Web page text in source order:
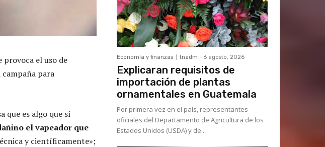
provoca el uso de
para
que es algo que sí
el vapeador que
y científicamente»;
Economía y finanzas tnadm - 6 agosto, 2026
Explicaran requisitos de
importación de plantas
ornamentales en Guatemala
Por primera vez en el país, representantes
oficiales del Departamento de Agricultura de los
Estados Unidos (USDA) y de...